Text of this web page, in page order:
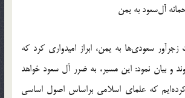
آل‌سعود به یمن
سعودی‌ها به یمن، ابراز امیدواری کرد که
و بیان نمود: این مسیر، به ضرر آل سعود خواهد
که علمای اسلامی براساس اصول اساسی